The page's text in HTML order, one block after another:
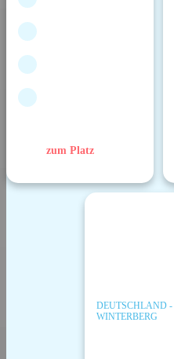
zum Platz
DEUTSCHLAND -
WINTERBERG